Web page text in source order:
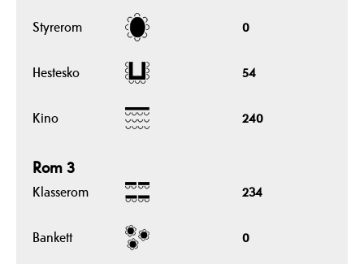
Styrerom 0
Hestesko 54
Kino 240
Rom 3
Klasserom 234
Bankett 0